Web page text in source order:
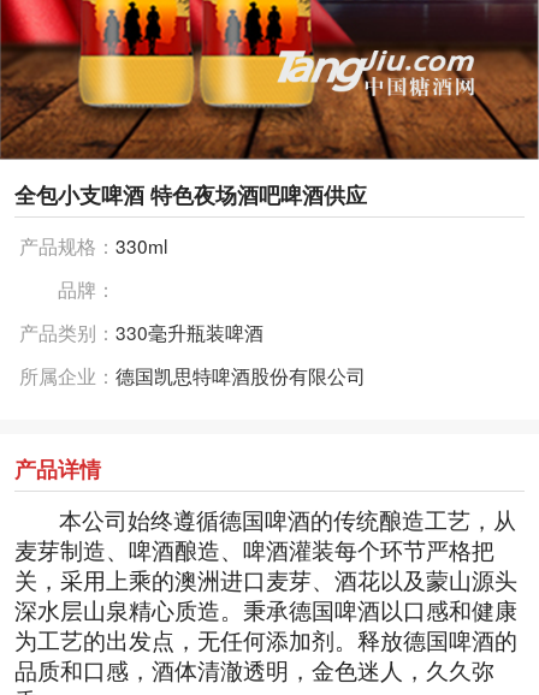
全包小支啤酒 特色夜场酒吧啤酒供应
产品规格： 330ml
品牌：
产品类别： 330毫升瓶装啤酒
所属企业： 德国凯思特啤酒股份有限公司
产品详情
本公司始终遵循德国啤酒的传统酿造工艺，从
麦芽制造、啤酒酿造、啤酒灌装每个环节严格把
关，采用上乘的澳洲进口麦芽、酒花以及蒙山源头
深水层山泉精心质造。秉承德国啤酒以口感和健康
为工艺的出发点，无任何添加剂。释放德国啤酒的
品质和口感，酒体清澈透明，金色迷人，久久弥